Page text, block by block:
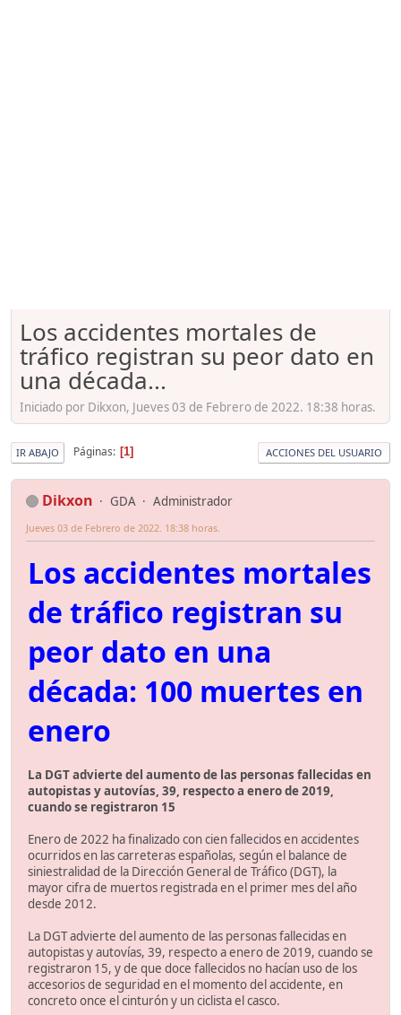
Los accidentes mortales de
tráfico registran su peor dato en
una década...
Iniciado por Dikxon, Jueves 03 de Febrero de 2022. 18:38 horas.
IR ABAJO Páginas 1 ACCIONES DEL USUARIO
Dikxon GDA Administrador
Jueves 03 de Febrero de 2022. 18:38 horas.
Los accidentes mortales
de tráfico registran su
peor dato en una
década: 100 muertes en
enero
La DGT advierte del aumento de las personas fallecidas en
autopistas y autovías, 39, respecto a enero de 2019,
cuando se registraron 15
Enero de 2022 ha finalizado con cien fallecidos en accidentes
ocurridos en las carreteras españolas, según el balance de
siniestralidad de la Dirección General de Tráfico (DGT), la
mayor cifra de muertos registrada en el primer mes del año
desde 2012.
La DGT advierte del aumento de las personas fallecidas en
autopistas y autovías, 39, respecto a enero de 2019, cuando se
registraron 15, y de que doce fallecidos no hacían uso de los
accesorios de seguridad en el momento del accidente, en
concreto once el cinturón y un ciclista el casco.